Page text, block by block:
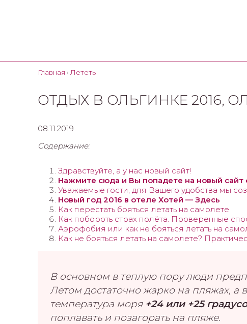
Главная › Лететь
ОТДЫХ В ОЛЬГИНКЕ 2016,
08.11.2019
Содержание:
Здравствуйте, а у нас новый сайт!
Нажмите сюда и Вы попадете на новый сайт
Уважаемые гости, для Вашего удобства мы
Новый год 2016 в отеле Хотей — Здесь
Как перестать бояться летать на самолете
Как побороть страх полёта. Проверенные
Аэрофобия или как не бояться летать на
Как не бояться летать на самолете?
В основном в теплую пору люди
Летом достаточно жарко на пляжах, а
температура моря +24 или +25
поплавать и позагорать на пляже.